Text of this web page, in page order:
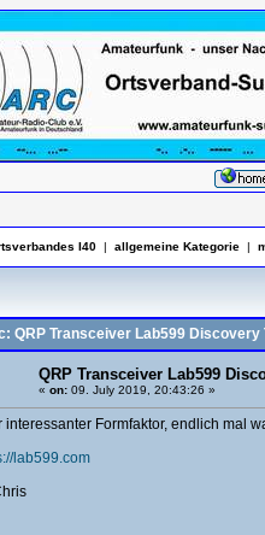
I40 | allgemeine Kategorie |
QRP Transceiver Lab599 Discovery
QRP Transceiver Lab599
« on:09. July 2019, 20:43:26 »
interessanter Formfaktor, endlich mal
lab599.com